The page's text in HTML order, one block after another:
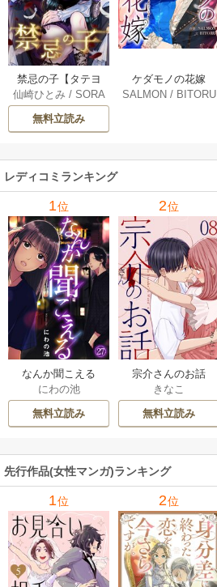
禁忌の子【タテヨ
ミ】 120巻
仙崎ひとみ / SORA
JIMA
無料立読み
ケダモノの花嫁
［完全版］【タテ
SALMON / BITORU
レディコミランキング
1位
なんか聞こえる
にわの池
無料立読み
2位
宗介さんのお話
きなこ
無料立読み
先行作品(女性マンガ)ランキング
1位 2位